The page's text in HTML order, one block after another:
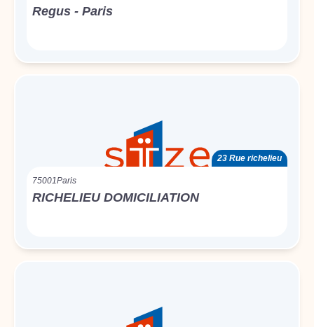
Regus - Paris
23 Rue richelieu
75001Paris
RICHELIEU DOMICILIATION